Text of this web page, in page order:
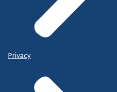
Privacy